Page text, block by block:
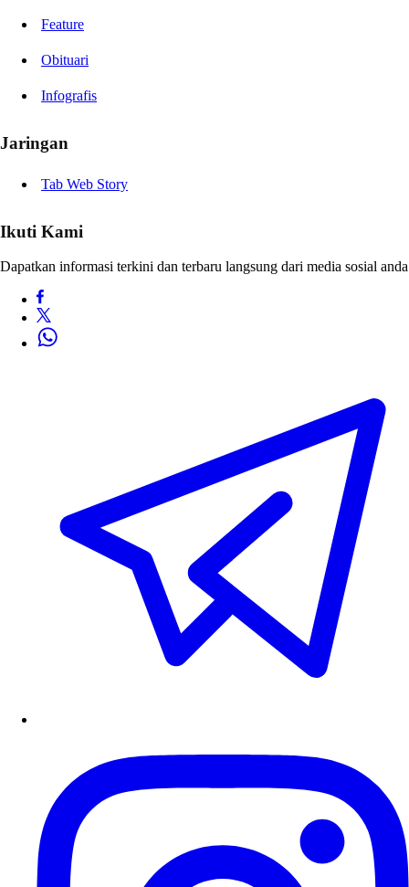
Feature
Obituari
Infografis
Jaringan
Tab Web Story
Ikuti Kami
Dapatkan informasi terkini dan terbaru langsung dari media sosial anda